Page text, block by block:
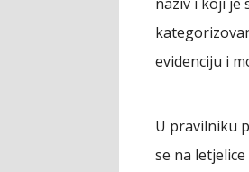
evidenciju i
U pravilniku
se na